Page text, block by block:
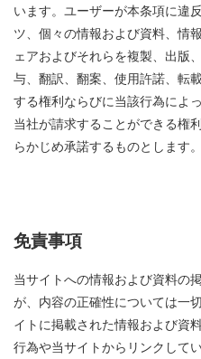
います。ユーザーが本条項に違
ツ、個々の情報および資料、情
ェアおよびそれらを複製、出版
与、翻訳、翻案、使用許諾、転
する権利ならびに当該行為によ
当社が請求することができる権
らかじめ承諾するものとします。
免責事項
当サイトへの情報および資料の
が、内容の正確性については一
イトに掲載された情報および資
行為や当サイトからリンクして